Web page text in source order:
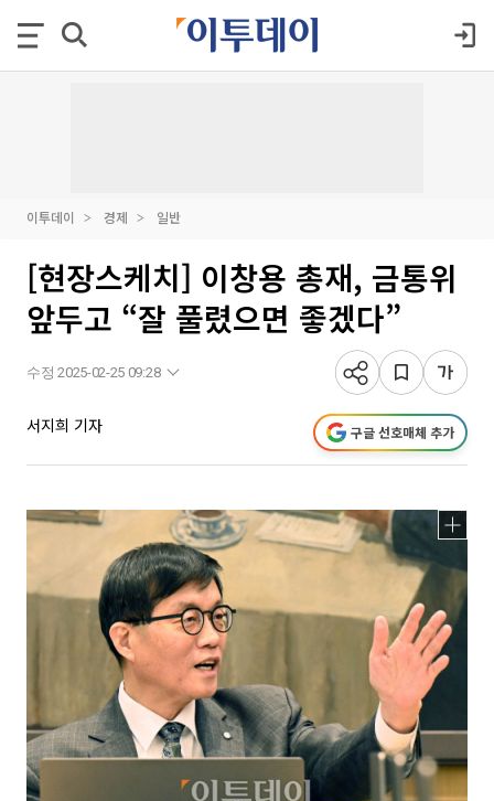
이투데이 경제 일반
[현장스케치] 이창용 총재, 금통위
앞두고 “잘 풀렸으면 좋겠다”
수정 2025-02-25 09:28
서지희 기자 구글 선호매체 추가